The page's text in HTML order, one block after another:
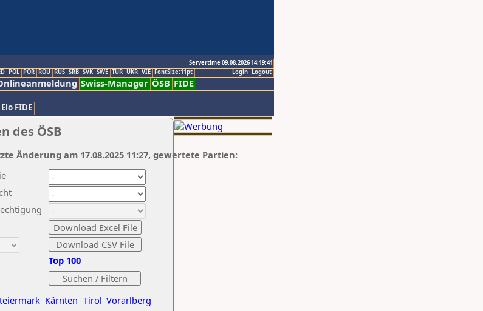
Servertime 09.08.2026 14:19:41
Logout
Login
POL POR ROU RUS SRB SVK SWE TUR UKR VIE FontSize:11pt
Swiss-Manager ÖSB FIDE
Elo FIDE
des ÖSB
Kärnten Tirol Vorarlberg
Top 100
Änderung am 17.08.2025 11:27, gewertete Partien: